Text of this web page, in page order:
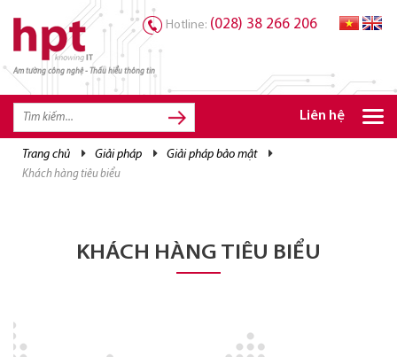
Am tường công nghệ - Thấu hiểu thông tin
Hotline: (028) 38 266 206
Liên hệ
trang chủ giải pháp giải pháp bảo mật
khách hàng tiêu biểu
KHÁCH HÀNG TIÊU BIỂU
TRANG CHỦ
TRANG CHỦ
GIẢI PHÁP
TRI THỨC